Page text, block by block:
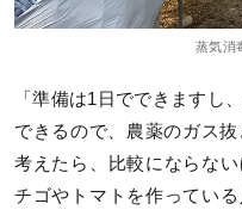
蒸気消
「準備は1日でできますし
できるので、農薬のガス
考えたら、比較にならな
チゴやトマトを作ってい